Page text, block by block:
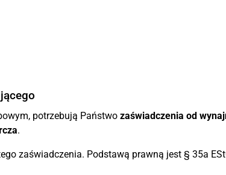
potrzebują Państwo zaświadczenia od
.
zaświadczenia. Podstawą prawną jest § 35a